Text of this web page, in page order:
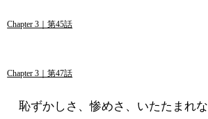
Chapter 3｜第45話
Chapter 3｜第47話
恥ずかしさ、惨めさ、いたたまれな